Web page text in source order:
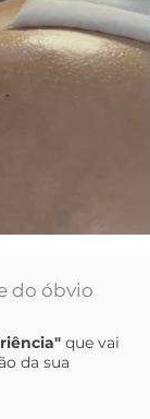
do óbvio
que vai
da sua